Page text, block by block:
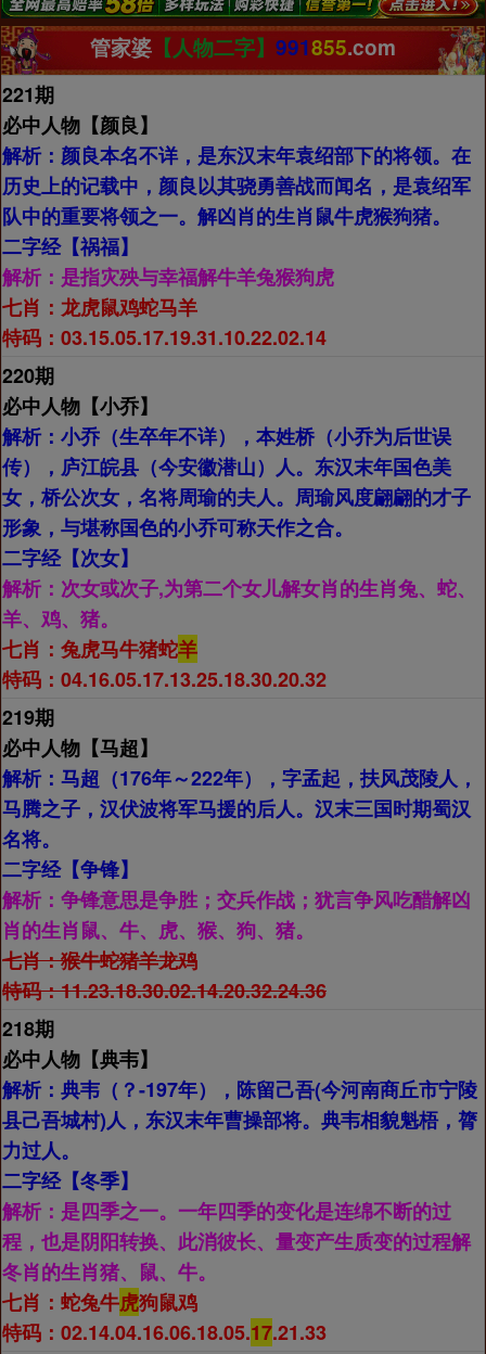
管家婆 【人物二字】 991855.com
221期
必中人物【颜良】
解析： 颜良本名不详，是东汉末年袁绍部下的将领。在
历史上的记载中，颜良以其骁勇善战而闻名，是袁绍军
队中的重要将领之一。解凶肖的生肖鼠牛虎猴狗猪。
二字经【祸福】
解析： 是指灾殃与幸福解牛羊兔猴狗虎
七肖： 龙虎鼠鸡蛇马羊
特码：03.15.05.17.19.31.10.22.02.14
220期
必中人物【小乔】
解析： 小乔（生卒年不详），本姓桥（小乔为后世误
传），庐江皖县（今安徽潜山）人。东汉末年国色美
女，桥公次女，名将周瑜的夫人。周瑜风度翩翩的才子
形象，与堪称国色的小乔可称天作之合。
二字经【次女】
解析： 次女或次子,为第二个女儿解女肖的生肖兔、蛇、
羊、鸡、猪。
七肖： 兔虎马牛猪蛇羊
特码：04.16.05.17.13.25.18.30.20.32
219期
必中人物【马超】
解析： 马超（176年～222年），字孟起，扶风茂陵人，
马腾之子，汉伏波将军马援的后人。汉末三国时期蜀汉
名将。
二字经【争锋】
解析： 争锋意思是争胜；交兵作战；犹言争风吃醋解凶
肖的生肖鼠、牛、虎、猴、狗、猪。
七肖：猴牛蛇猪羊龙鸡
特码：11.23.18.30.02.14.20.32.24.36
218期
必中人物【典韦】
解析： 典韦（？-197年），陈留己吾(今河南商丘市宁陵
县己吾城村)人，东汉末年曹操部将。典韦相貌魁梧，膂
力过人。
二字经【冬季】
解析： 是四季之一。一年四季的变化是连绵不断的过
程，也是阴阳转换、此消彼长、量变产生质变的过程解
冬肖的生肖猪、鼠、牛。
七肖： 蛇兔牛虎狗鼠鸡
特码：02.14.04.16.06.18.05.17.21.33